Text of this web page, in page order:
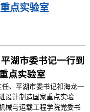
点实验室
湖市委书记一行到
点实验室
、平湖市委书记祁海龙一
设计制造国家重点实验
械与运载工程学院党委书